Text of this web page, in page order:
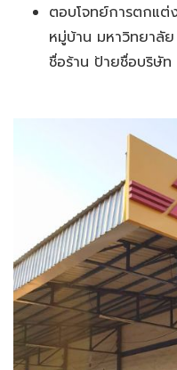
ตอบโจทย์การตกแ
หมู่บ้าน มหาวิทยาลั
ชื่อร้าน ป้ายชื่อบริษั